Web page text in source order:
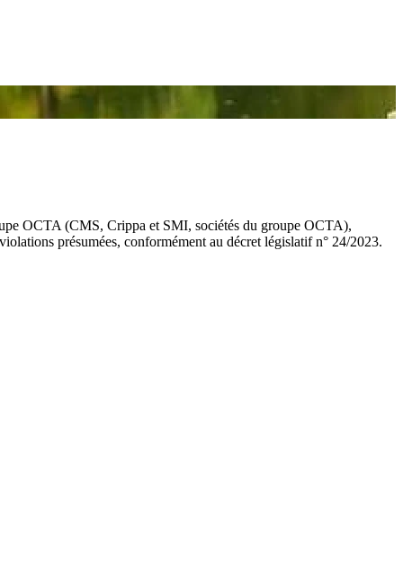
OCTA (CMS, Crippa et SMI, sociétés du groupe OCTA),
présumées, conformément au décret législatif n° 24/2023.